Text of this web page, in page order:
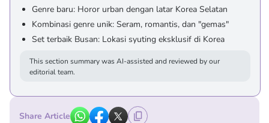
Genre baru: Horor urban dengan latar Korea Selatan
Kombinasi genre unik: Seram, romantis, dan "gemas"
Set terbaik Busan: Lokasi syuting eksklusif di Korea
This section summary was AI-assisted and reviewed by our
editorial team.
Share Article